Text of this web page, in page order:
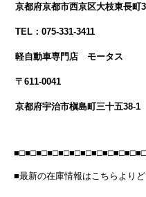
京都府京都市西京区大枝東長町
TEL：075-331-3411
軽自動車専門店 モータス
〒611-0041
京都府宇治市槇島町三十五38-1
■最新の在庫情報はこちらより